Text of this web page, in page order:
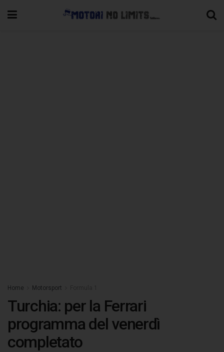
Home Motorsport
Turchia: per la Ferrari
programma del venerdì
completato